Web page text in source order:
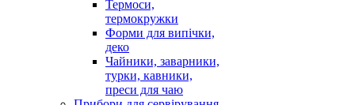
Термоси,
термокружки
Форми для випічки,
деко
Чайники, заварники,
турки, кавники,
преси для чаю